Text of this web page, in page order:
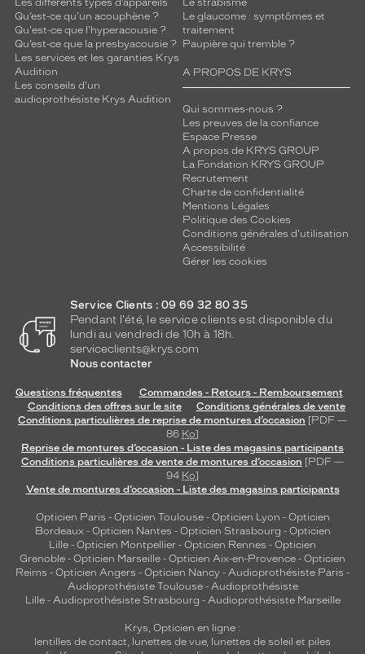
Les différents types d’appareils
Qu’est-ce qu'un acouphène ?
Qu'est-ce que l'hyperacousie ?
Qu’est-ce que la presbyacousie ?
Les services et les garanties Krys
Audition
Les conseils d'un
audioprothésiste Krys Audition
Le strabisme
Le glaucome : symptômes et
traitement
Paupière qui tremble ?
A PROPOS DE KRYS
Qui sommes-nous ?
Les preuves de la confiance
Espace Presse
A propos de KRYS GROUP
La Fondation KRYS GROUP
Recrutement
Charte de confidentialité
Mentions Légales
Politique des Cookies
Conditions générales d'utilisation
Accessibilité
Gérer les cookies
Service Clients : 09 69 32 80 35
Pendant l'été, le service clients est disponible du
lundi au vendredi de 10h à 18h.
serviceclients@krys.com
Nous contacter
Questions fréquentes
Commandes - Retours - Remboursement
Conditions des offres sur le site
Conditions générales de vente
Conditions particulières de reprise de montures d’occasion [PDF —
86 Ko]
Reprise de montures d’occasion - Liste des magasins participants
Conditions particulières de vente de montures d’occasion [PDF —
94 Ko]
Vente de montures d’occasion - Liste des magasins participants
Opticien Paris - Opticien Toulouse- Opticien Lyon - Opticien
Bordeaux- Opticien Nantes - Opticien Strasbourg - Opticien
Lille - Opticien Montpellier - Opticien Rennes - Opticien
Grenoble - Opticien Marseille - Opticien Aix-en-Provence - Opticien
Reims - Opticien Angers - Opticien Nancy - Audioprothésiste Paris -
Audioprothésiste Toulouse- Audioprothésiste
Lille- Audioprothésiste Strasbourg - Audioprothésiste Marseille
Krys, Opticien en ligne :
lentilles de contact, lunettes de vue, lunettes de soleil et piles